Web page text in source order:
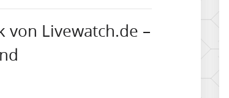
von Livewatch.de –